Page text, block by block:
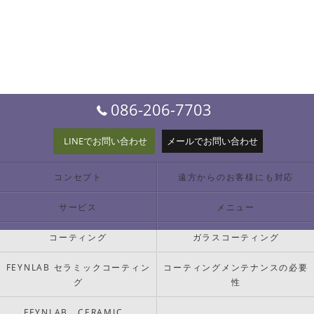
086-206-7703
LINEでお問い合わせ メールでお問い合わせ
コンセプト 遠方からのお客様にも対応
サービス メニュー
コーティング ガラスコーティング
FEYNLAB セラミックコーティン
グ
コーティングメンテナンスの必要
性